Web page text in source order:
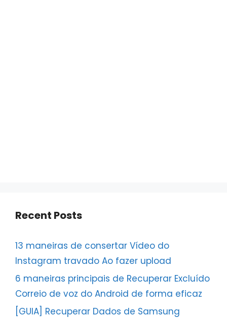
Recent Posts
13 maneiras de consertar Vídeo do
Instagram travado Ao fazer upload
6 maneiras principais de Recuperar Excluído
Correio de voz do Android de forma eficaz
[GUIA] Recuperar Dados de Samsung